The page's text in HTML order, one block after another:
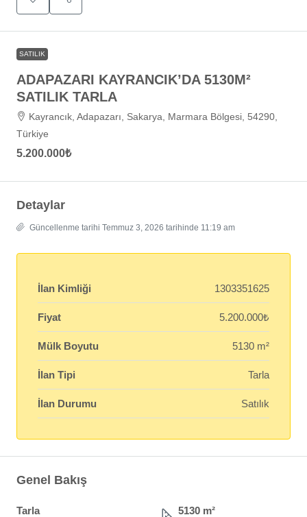
SATILIK
ADAPAZARI KAYRANCIK’DA 5130M²
SATILIK TARLA
Kayrancık, Adapazarı, Sakarya, Marmara Bölgesi, 54290,
Türkiye
5.200.000₺
Detaylar
Güncellenme tarihi Temmuz 3, 2026 tarihinde 11:19 am
İlan Kimliği 1303351625
Fiyat 5.200.000₺
Mülk Boyutu 5130 m²
İlan Tipi Tarla
İlan Durumu Satılık
Genel Bakış
Tarla 5130 m²